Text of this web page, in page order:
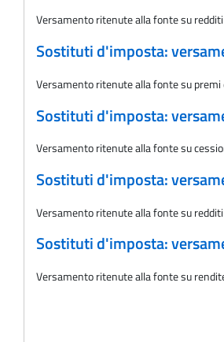
Versamento ritenute alla fonte su
Sostituti d'imposta:
Versamento ritenute alla fonte su
Sostituti d'imposta:
Versamento ritenute alla fonte su
Sostituti d'imposta:
Versamento ritenute alla fonte su
Sostituti d'imposta:
Versamento ritenute alla fonte su